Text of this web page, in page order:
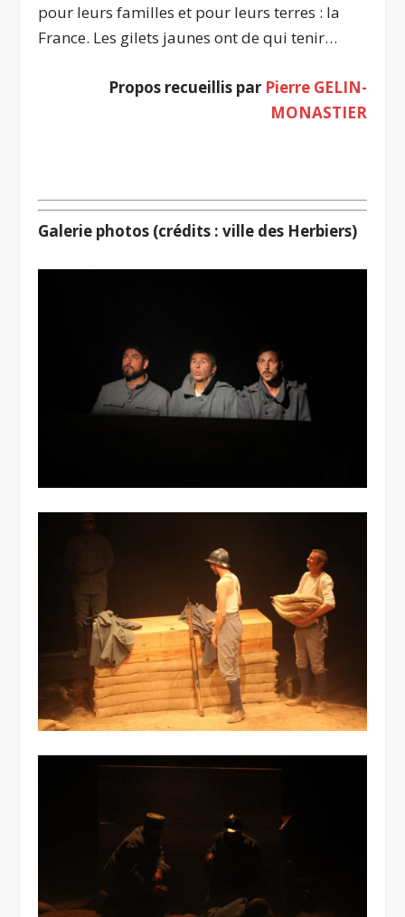
pour leurs familles et pour leurs terres : la
France. Les gilets jaunes ont de qui tenir…
Propos recueillis par Pierre GELIN-
MONASTIER
Galerie photos (crédits : ville des Herbiers)